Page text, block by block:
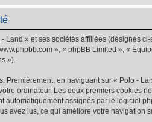
» et ses sociétés affiliées (désignés
», « phpBB Limited », «
»).
Premièrement, en naviguant sur « Polo -
ordinateur. Les deux premiers cookies
automatiquement assignés par le logiciel
avez lus, ce qui améliore votre navigation